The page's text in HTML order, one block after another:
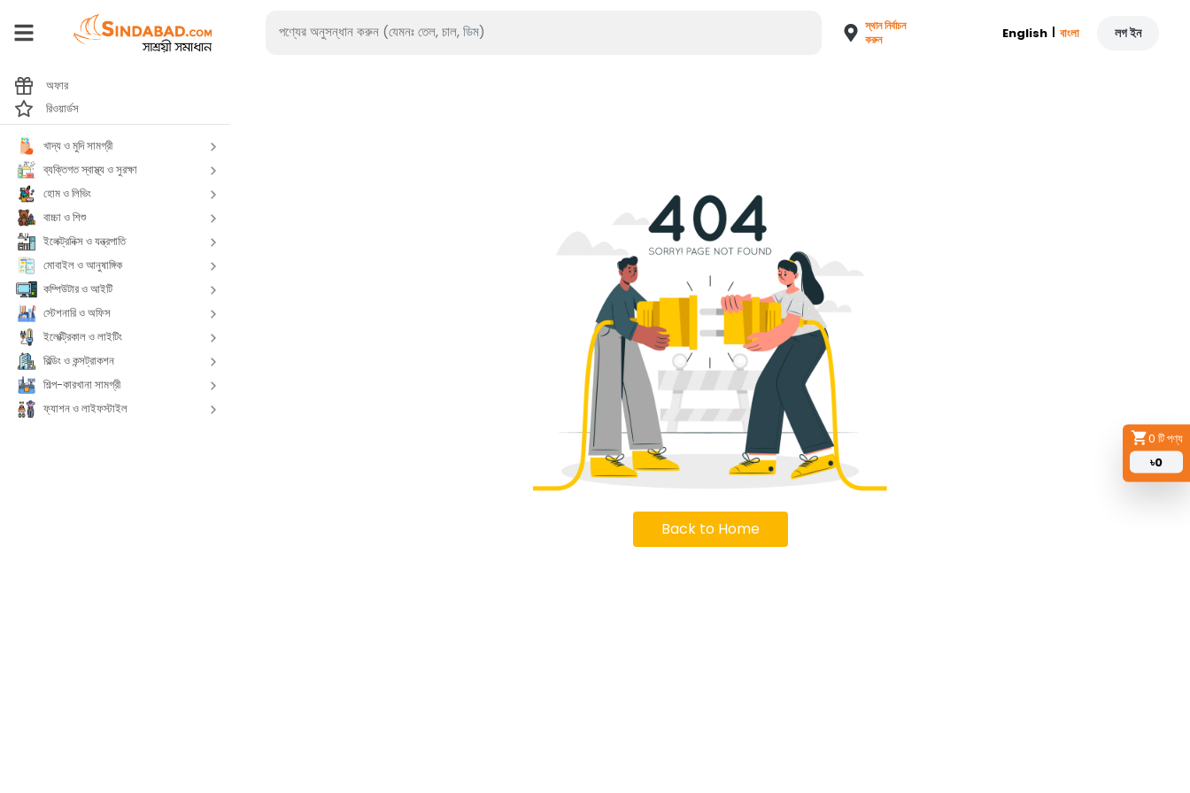
0 টি পণ্য
৳0
স্থান নির্বাচন
করুন
English | বাংলা লগ ইন
অফার
রিওয়ার্ডস
খাদ্য ও মুদি সামগ্রী
ব্যক্তিগত স্বাস্থ্য ও সুরক্ষা
হোম ও লিভিং
বাচ্চা ও শিশু
ইলেক্ট্রনিক্স ও যন্ত্রপাতি
মোবাইল ও আনুষাঙ্গিক
কম্পিউটার ও আইটি
স্টেশনারি ও অফিস
ইলেক্ট্রিকাল ও লাইটিং
বিল্ডিং ও কন্সট্রাকশন
শিল্প-কারখানা সামগ্রী
ফ্যাশন ও লাইফস্টাইল
Back to Home